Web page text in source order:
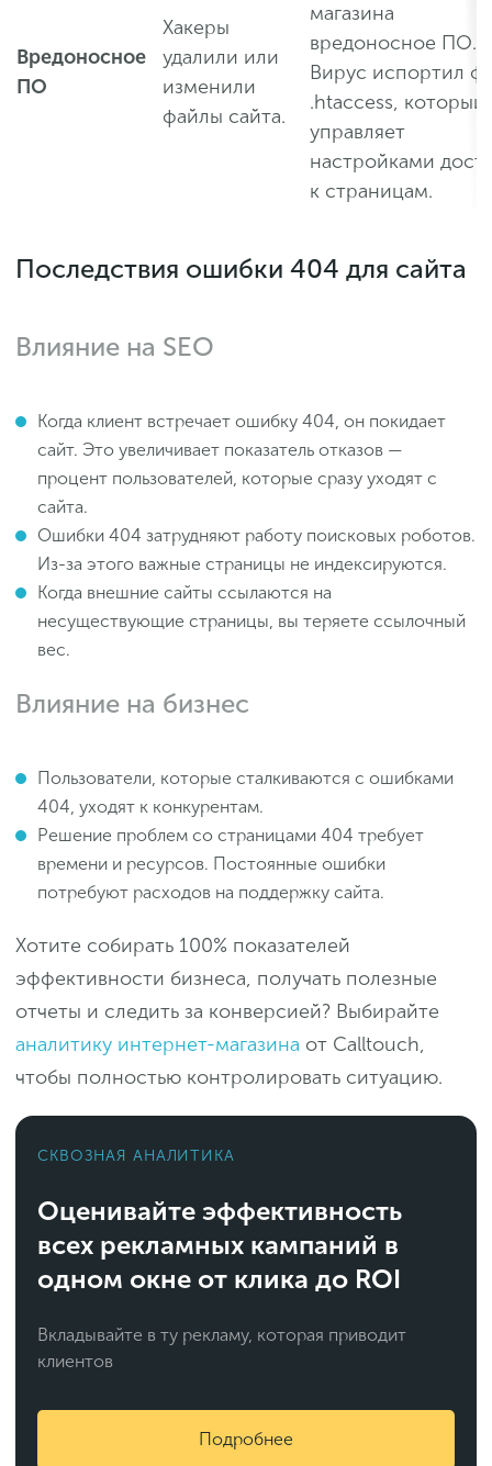
Вредоносное
ПО
Хакеры
удалили или
изменили
файлы сайта.
магазина
вредоносное ПО.
Вирус испортил
.htaccess, который
управляет
настройками
к страницам.
Последствия ошибки 404 для сайта
Влияние на SEO
Когда клиент встречает ошибку 404, он покидает
сайт. Это увеличивает показатель отказов —
процент пользователей, которые сразу уходят с
сайта.
Ошибки 404 затрудняют работу поисковых роботов.
Из-за этого важные страницы не индексируются.
Когда внешние сайты ссылаются на
несуществующие страницы, вы теряете ссылочный
вес.
Влияние на бизнес
Пользователи, которые сталкиваются с ошибками
404, уходят к конкурентам.
Решение проблем со страницами 404 требует
времени и ресурсов. Постоянные ошибки
потребуют расходов на поддержку сайта​.
Хотите собирать 100% показателей
эффективности бизнеса, получать полезные
отчеты и следить за конверсией? Выбирайте
аналитику интернет-магазина от Calltouch,
чтобы полностью контролировать ситуацию.
СКВОЗНАЯ АНАЛИТИКА
Оценивайте эффективность
всех рекламных кампаний в
одном окне от клика до ROI
Вкладывайте в ту рекламу, которая приводит
клиентов
Подробнее